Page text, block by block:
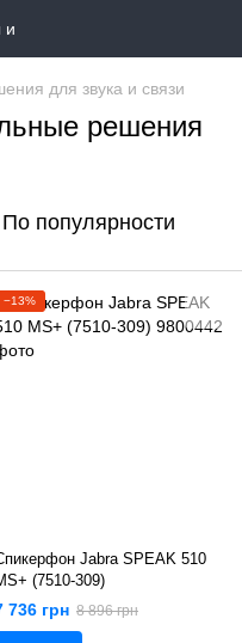
для звука и связи
решения
По популярности
−13%
Jabra SPEAK 510
(7510-309)
736 грн 8 896 грн